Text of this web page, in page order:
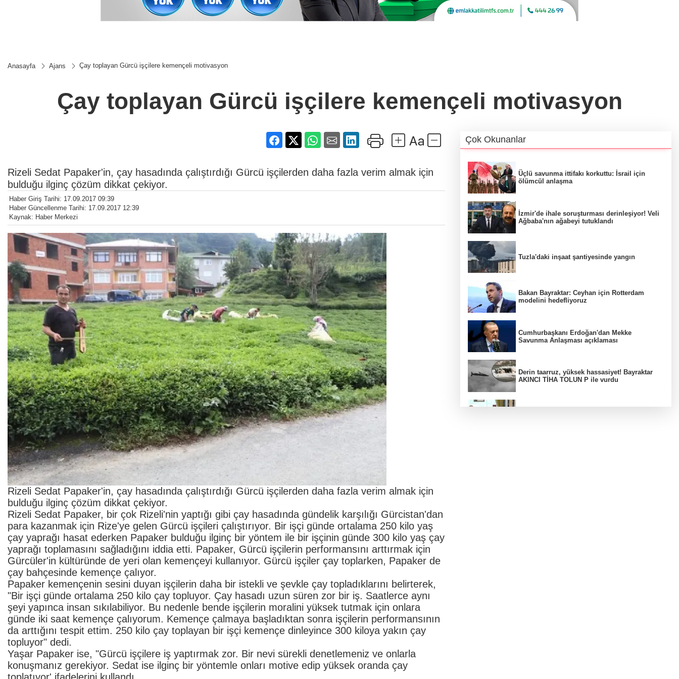
Anasayfa Ajans Çay toplayan Gürcü işçilere kemençeli motivasyon
Çay toplayan Gürcü işçilere kemençeli motivasyon
Rizeli Sedat Papaker'in, çay hasadında çalıştırdığı Gürcü işçilerden daha fazla verim almak için
bulduğu ilginç çözüm dikkat çekiyor.
Haber Giriş Tarihi: 17.09.2017 09:39
Haber Güncellenme Tarihi: 17.09.2017 12:39
Kaynak: Haber Merkezi
Rizeli Sedat Papaker'in, çay hasadında çalıştırdığı Gürcü işçilerden daha fazla verim almak için
bulduğu ilginç çözüm dikkat çekiyor.
Rizeli Sedat Papaker, bir çok Rizeli'nin yaptığı gibi çay hasadında gündelik karşılığı Gürcistan'dan
para kazanmak için Rize'ye gelen Gürcü işçileri çalıştırıyor. Bir işçi günde ortalama 250 kilo yaş
çay yaprağı hasat ederken Papaker bulduğu ilginç bir yöntem ile bir işçinin günde 300 kilo yaş çay
yaprağı toplamasını sağladığını iddia etti. Papaker, Gürcü işçilerin performansını arttırmak için
Gürcüler'in kültüründe de yeri olan kemençeyi kullanıyor. Gürcü işçiler çay toplarken, Papaker de
çay bahçesinde kemençe çalıyor.
Papaker kemençenin sesini duyan işçilerin daha bir istekli ve şevkle çay topladıklarını belirterek,
"Bir işçi günde ortalama 250 kilo çay topluyor. Çay hasadı uzun süren zor bir iş. Saatlerce aynı
şeyi yapınca insan sıkılabiliyor. Bu nedenle bende işçilerin moralini yüksek tutmak için onlara
günde iki saat kemençe çalıyorum. Kemençe çalmaya başladıktan sonra işçilerin performansının
da arttığını tespit ettim. 250 kilo çay toplayan bir işçi kemençe dinleyince 300 kiloya yakın çay
topluyor" dedi.
Yaşar Papaker ise, "Gürcü işçilere iş yaptırmak zor. Bir nevi sürekli denetlemeniz ve onlarla
konuşmanız gerekiyor. Sedat ise ilginç bir yöntemle onları motive edip yüksek oranda çay
Çok Okunanlar
Üçlü savunma ittifakı korkuttu: İsrail için
ölümcül anlaşma
İzmir'de ihale soruşturması derinleşiyor! Veli
Ağbaba'nın ağabeyi tutuklandı
Tuzla'daki inşaat şantiyesinde yangın
Bakan Bayraktar: Ceyhan için Rotterdam
modelini hedefliyoruz
Cumhurbaşkanı Erdoğan'dan Mekke
Savunma Anlaşması açıklaması
Derin taarruz, yüksek hassasiyet! Bayraktar
AKINCI TİHA TOLUN P ile vurdu